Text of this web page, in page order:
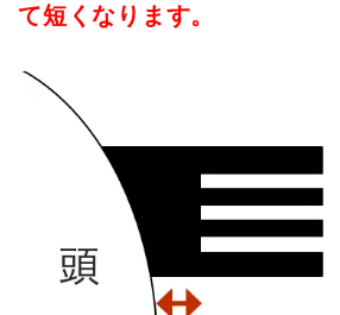
て短くなります。